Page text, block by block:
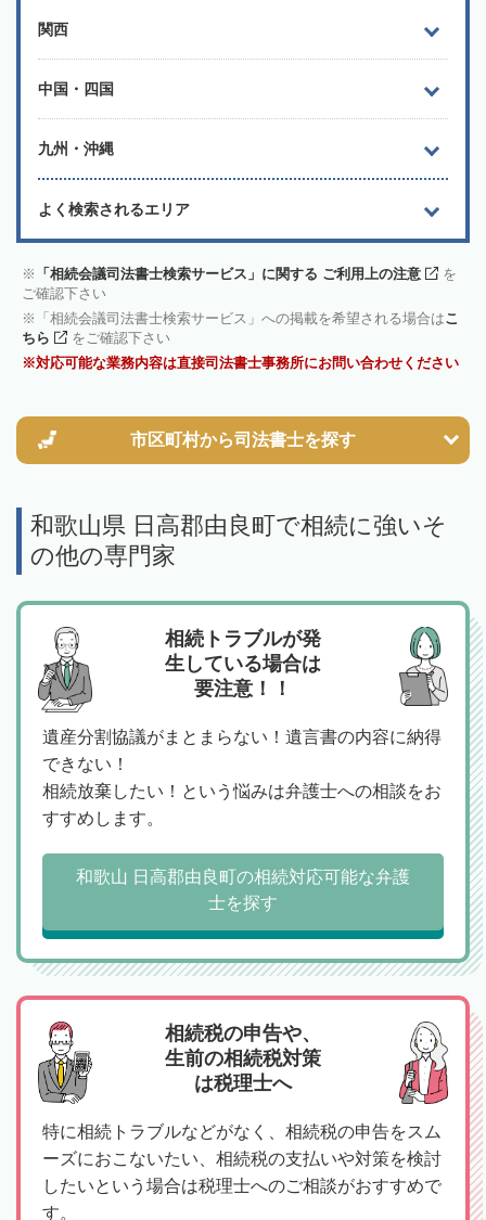
関西
中国・四国
九州・沖縄
よく検索されるエリア
「相続会議司法書士検索サービス」に関する ご利用上の注意
を
ご確認下さい
「相続会議司法書士検索サービス」への掲載を希望される場合はこ
ちら
をご確認下さい
対応可能な業務内容は直接司法書士事務所にお問い合わせください
市区町村から司法書士を探す
和歌山県 日高郡由良町で相続に強いそ
の他の専門家
相続トラブルが発
生している場合は
要注意！！
遺産分割協議がまとまらない！遺言書の内容に納得
できない！
相続放棄したい！という悩みは弁護士への相談をお
すすめします。
和歌山 日高郡由良町の相続対応可能な弁護
士を探す
相続税の申告や、
生前の相続税対策
は税理士へ
特に相続トラブルなどがなく、相続税の申告をスム
ーズにおこないたい、相続税の支払いや対策を検討
したいという場合は税理士へのご相談がおすすめで
す。